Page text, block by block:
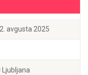
2. avgusta 2025
Ljubljana